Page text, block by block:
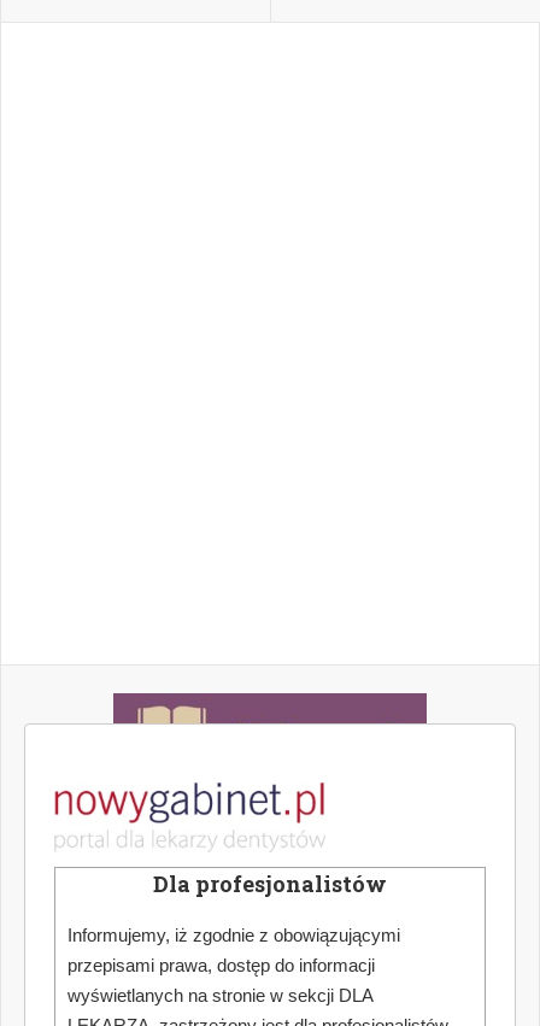
Dla profesjonalistów
Informujemy, iż zgodnie z obowiązującymi
przepisami prawa, dostęp do informacji
wyświetlanych na stronie w sekcji DLA